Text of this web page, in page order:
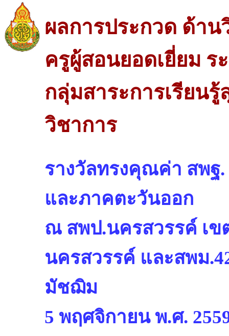
ผลการประกวด ด้าน
ครูผู้สอนยอดเยี่ยม
กลุ่มสาระการเรียน
วิชาการ
รางวัลทรงคุณค่า สพฐ.
และภาคตะวันออก
ณ สพป.นครสวรรค์ เข
นครสวรรค์ และสพม
มัชฌิม
5 พฤศจิกายน พ.ศ.